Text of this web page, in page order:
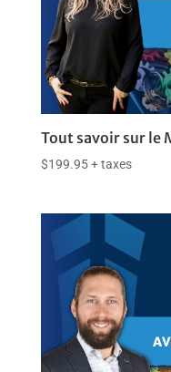
Tout savoir sur le
$199.95 + taxes